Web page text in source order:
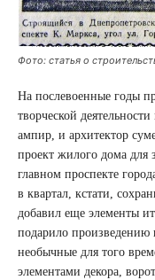
Фото: статья о
На послевоенные годы
творческой
ампир, и архитектор
проект жилого дома для
главном проспекте
в квартал, кстати,
добавил еще элементы
подарило произведению
необычные для того
элементами декора,